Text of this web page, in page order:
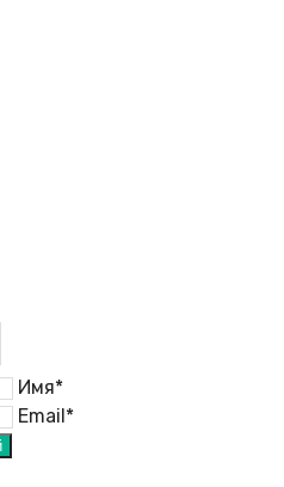
Имя*
Email*